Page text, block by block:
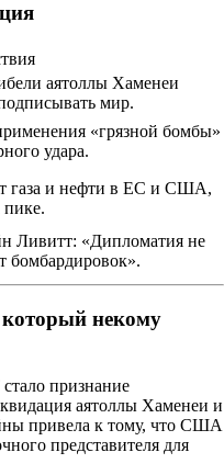
аятоллы Хаменеи
мир.
«грязной бомбы»
удара.
газа и нефти в ЕС и США,
Ливитт: «Дипломатия не
бомбардировок».
некому
признание
аятоллы Хаменеи и
привела к тому, что США
представителя для